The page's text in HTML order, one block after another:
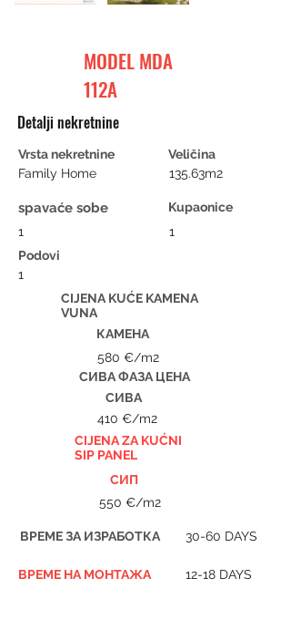
MODEL MDA
112A
Detalji nekretnine
Vrsta nekretnine
Family Home
spavaće sobe
1
Veličina
135.63m2
Kupaonice
1
Podovi
1
CIJENA KUĆE KAMENA
VUNA
КАМЕНА
580 €/m2
СИВА ФАЗА ЦЕНА
СИВА
410 €/m2
CIJENA ZA KUĆNI
SIP PANEL
СИП
550 €/m2
ВРЕМЕ ЗА ИЗРАБОТКА 30-60 DAYS
ВРЕМЕ НА МОНТАЖА 12-18 DAYS